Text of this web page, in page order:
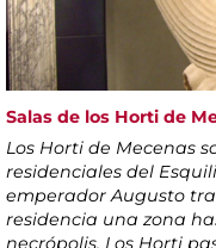
Salas de los Horti de
Los Horti de Mecenas
residenciales del
emperador Augusto
residencia una zona
necrópolis. Los Horti